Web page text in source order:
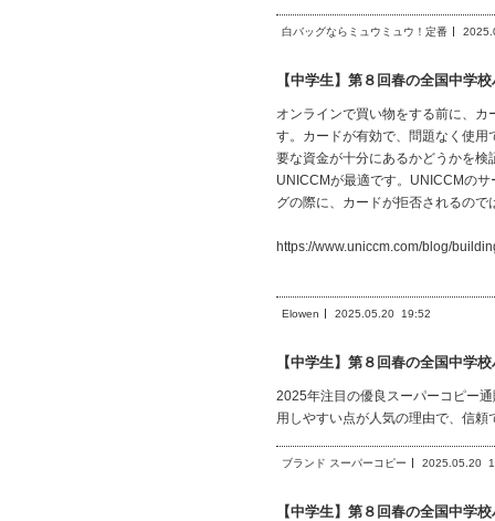
白バッグならミュウミュウ！定番
【中学生】第８回春の全国中学
オンラインで買い物をする前に、
す。カードが有効で、問題なく使
要な資金が十分にあるかどうかを
UNICCMが最適です。UNICCMの
グの際に、カードが拒否されるの
https://www.uniccm.com/blog/
Elowen 2025.05.20 19:52
【中学生】第８回春の全国中学
2025年注目の優良スーパーコピー
用しやすい点が人気の理由で、信
ブランド スーパーコピー 2025.05.20
【中学生】第８回春の全国中学